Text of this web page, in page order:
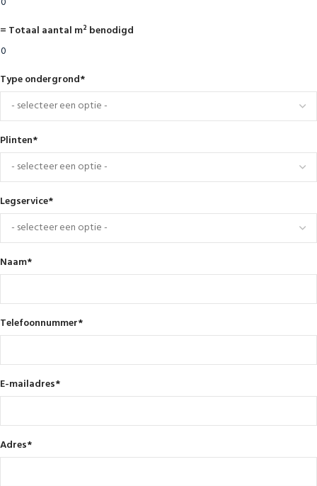
= Totaal aantal m² benodigd
Type ondergrond*
Plinten*
Legservice*
Naam*
Telefoonnummer*
E-mailadres*
Adres*